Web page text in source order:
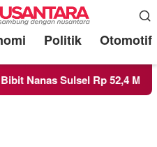
Politik Otomotif
Rp 52,4 Miliar